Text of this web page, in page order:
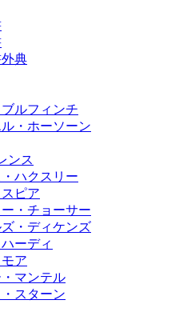
外典
ブルフィンチ
・ホーソーン
ンス
ハクスリー
ピア
・チョーサー
・ディケンズ
ーディ
モア
マンテル
スターン